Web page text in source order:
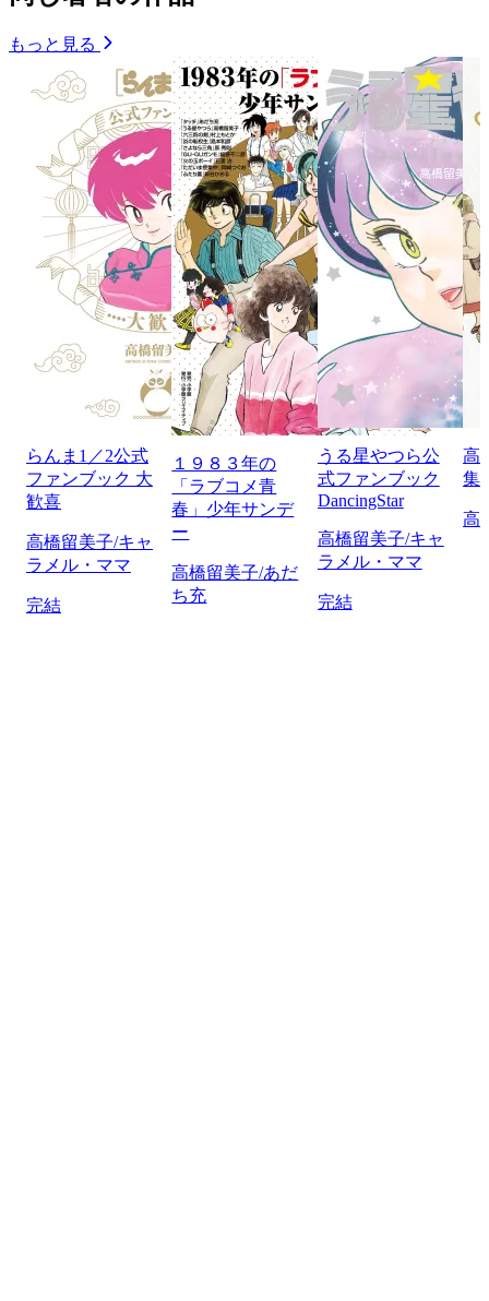
もっと見る
らんま1／2公式
ファンブック 大
歓喜
高橋留美子/キャ
ラメル・ママ
完結
１９８３年の
「ラブコメ青
春」少年サンデ
ー
高橋留美子/あだ
ち充
うる星やつら公
式ファンブック
DancingStar
高橋留美子/キャ
ラメル・ママ
完結
高
集
高